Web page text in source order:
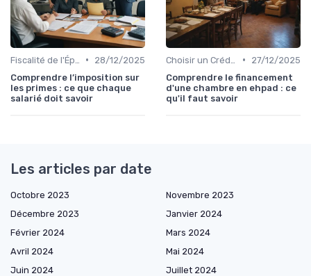
•
28/12/2025
Comprendre l’imposition sur
les primes : ce que chaque
salarié doit savoir
•
27/12/2025
Comprendre le financement
d'une chambre en ehpad : ce
qu'il faut savoir
Les articles par date
Octobre 2023
Novembre 2023
Décembre 2023
Janvier 2024
Février 2024
Mars 2024
Avril 2024
Mai 2024
Juin 2024
Juillet 2024